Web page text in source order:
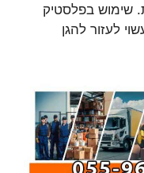
שימוש בפלסטיק
לעזור להגן